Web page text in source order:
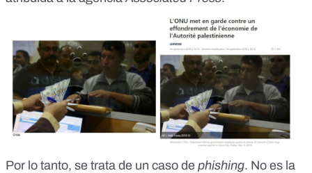
Por lo tanto, se trata de un caso de phishing. No es la